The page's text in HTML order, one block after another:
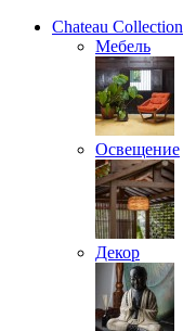
Chateau Collection
Мебель
Освещение
Декор